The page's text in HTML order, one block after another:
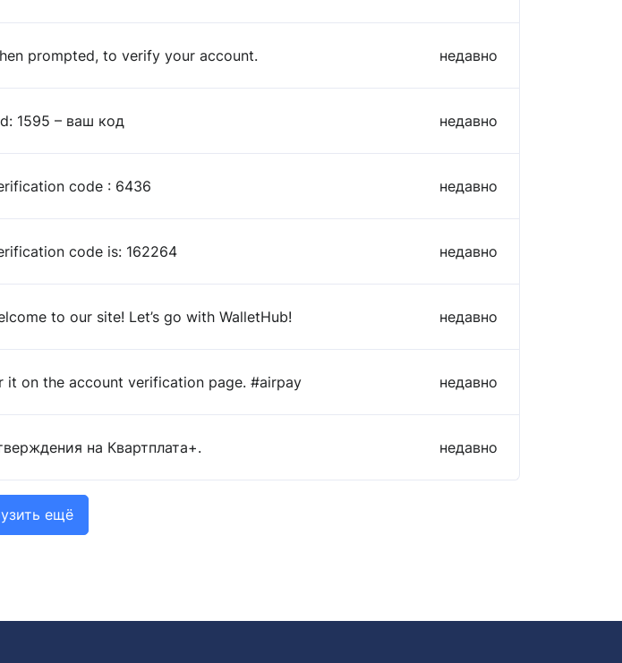
prompted, to verify your account. недавно
1595 – ваш код недавно
code : 6436 недавно
code is: 162264 недавно
to our site! Let’s go with WalletHub! недавно
on the account verification page. #airpay недавно
на Квартплата+. недавно
ещё